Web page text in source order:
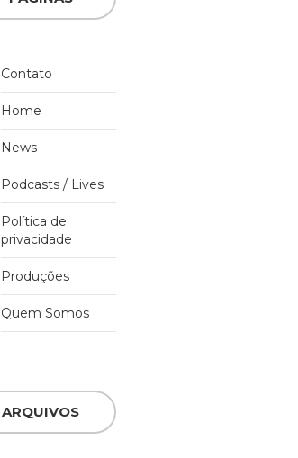
Contato
Home
News
Podcasts / Lives
Política de
privacidade
Produções
Quem Somos
ARQUIVOS